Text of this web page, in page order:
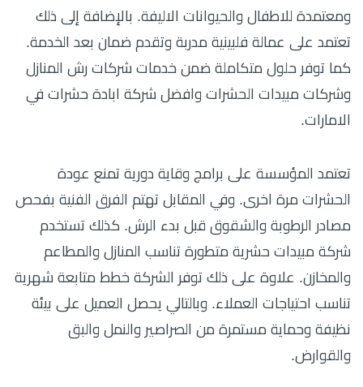
ومعتمدة للاطفال والحيوانات الاليفة. بالإضافة إلى ذلك
تعتمد على عمالة فلبينية مدربة وتقدم ضمان بعد الخدمة.
كما توفر حلول متكاملة ضمن خدمات شركات رش المنازل
وشركات مبيدات الحشرات وافضل شركة ابادة حشرات في
الامارات.
تعتمد المؤسسة على برامج وقاية دورية تمنع عودة
الحشرات مرة اخرى. وفي المقابل تهتم الفرق الفنية بفحص
مصادر الرطوبة والشقوق قبل بدء الرش. كذلك تستخدم
شركة مبيدات حشرية متطورة تناسب المنازل والمطاعم
والمخازن. علاوة على ذلك توفر الشركة خطط متابعة شهرية
تناسب احتياجات العملاء. وبالتالي يحصل العميل على بيئة
نظيفة وحماية مستمرة من الصراصير والنمل والبق
والقوارض.